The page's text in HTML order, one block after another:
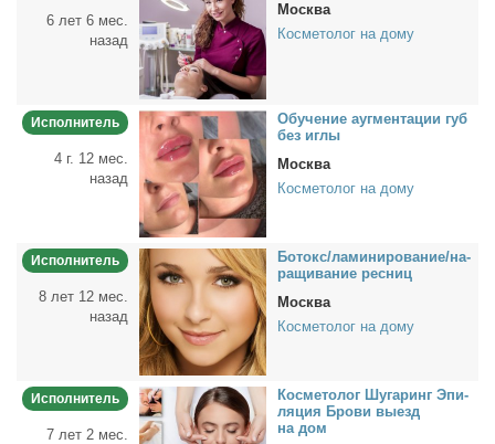
6 лет 6 мес.
назад
Москва
Косметолог на дому
Исполнитель
4 г. 12 мес.
назад
Обу­че­ние ауг­мен­та­ции губ
без иг­лы
Москва
Косметолог на дому
Исполнитель
8 лет 12 мес.
назад
Бо­токс/ла­ми­ни­ро­ва­ние/на­
ра­щи­ва­ние рес­ниц
Москва
Косметолог на дому
Исполнитель
7 лет 2 мес.
Кос­ме­то­лог Шу­га­ринг Эпи­
ля­ция Бро­ви вы­езд
на дом